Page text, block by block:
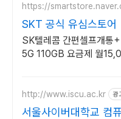
https://
SKT 공식 유심스토어
SK텔레콤 간편셀프개통
5G 110GB 요금제 월
http://www.iscu.ac.kr 광
서울사이버대학교 컴